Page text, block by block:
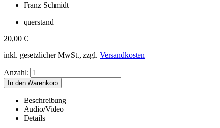
Franz Schmidt
querstand
20,00 €
inkl. gesetzlicher MwSt., zzgl. Versandkosten
Anzahl:
Beschreibung
Audio/Video
Details